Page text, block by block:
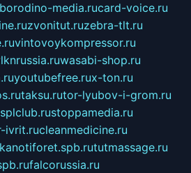
borodino-media.rucard-voice.ru
zvonitut.ruzebra-tlt.ru
vintovoykompressor.ru
wasabi-shop.ru
youtubefree.rux-ton.ru
taksu.rutor-lyubov-i-grom.ru
splclub.rustoppamedia.ru
ivrit.rucleanmedicine.ru
kanotiforet.spb.rututmassage.ru
falcorussia.ru